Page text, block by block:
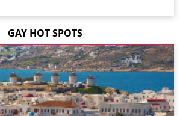
GAY HOT SPOTS